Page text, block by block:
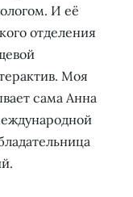
И её
отделения
Моя
сама Анна